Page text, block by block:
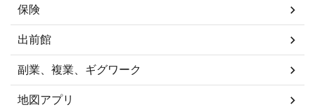
保険
出前館
副業、複業、ギグワーク
地図アプリ